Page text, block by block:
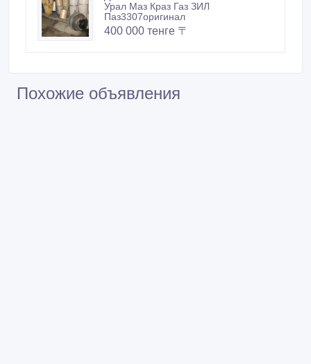
Урал Маз Краз Газ ЗИЛ
Паз3307оригинал
400 000 тенге 〒
Похожие объявления